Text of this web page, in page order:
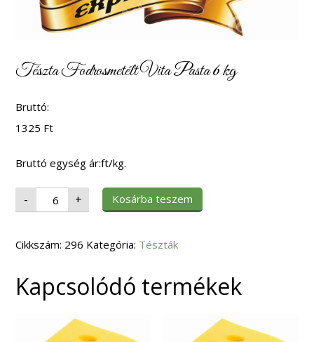
Tészta Fodrosmetélt Vita Pasta 6 kg
Bruttó:
1325 Ft
Bruttó egység ár:ft/kg.
- Tészta
Fodrosmetélt
Vita
kg
+ Kosárba teszem
Cikkszám: 296 Kategória: Tészták
Kapcsolódó termékek